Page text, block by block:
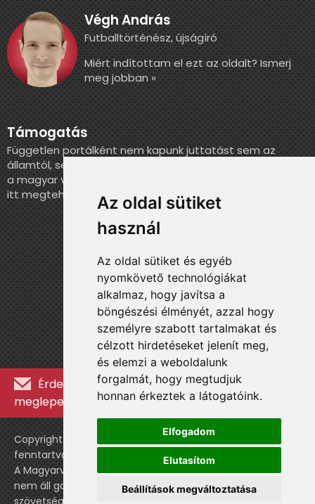
Az oldal sütiket
használ
Az oldal sütiket és egyéb
nyomkövető technológiákat
alkalmaz, hogy javítsa a
böngészési élményét, azzal hogy
személyre szabott tartalmakat és
célzott hirdetéseket jelenít meg,
és elemzi a weboldalunk
forgalmát, hogy megtudjuk
honnan érkeztek a látogatóink.
Elfogadom
Elutasítom
Beállítások megváltoztatása
Végh András
Futballtörténész, újságíró
Miért indítottam el ezt az oldalt? Ismerj
meg jobban »
Támogatás
Független portálként nem kapunk juttatást sem az
államtól, sem más szervezettől. Ha szeretnél segíteni
a magyar válogatott történelmének feldolgozásában,
itt megteheted.
Érdekességekért, kulisszatitkokért és
meglepetésekért iratkozz fel a hírlevélre »
Copyright © WebshopLady 2007-2026 Minden jog
fenntartva, kivéve a külön feltüntetett esetekben.
A Magyarvalogatott.hu egy nemhivatalos történeti oldal,
nem áll gazdasági kapcsolatban a labdarúgó
szövetséggel vagy a válogatott stábjával.